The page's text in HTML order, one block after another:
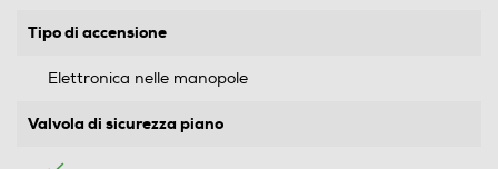
Tipo di accensione
Elettronica nelle manopole
Valvola di sicurezza piano